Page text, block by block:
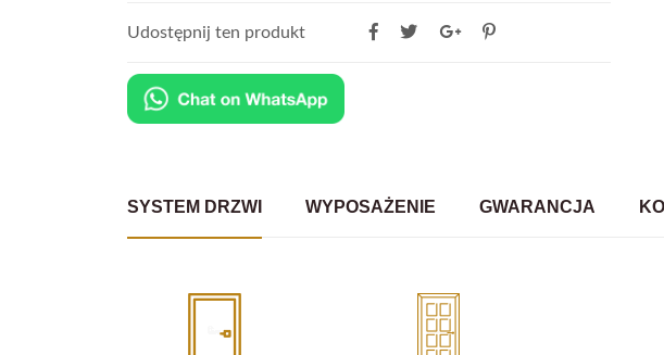
Udostępnij ten produkt
SYSTEM DRZWI WYPOSAŻENIE GWARANCJA